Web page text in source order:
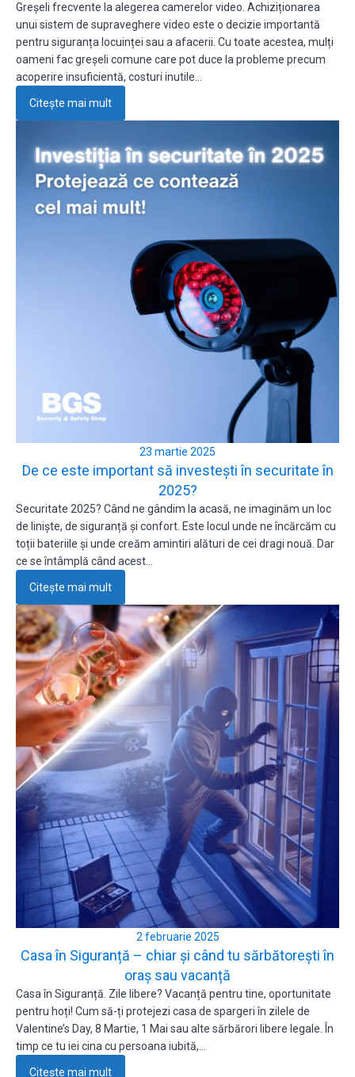
Greșeli frecvente la alegerea camerelor video. Achiziționarea
unui sistem de supraveghere video este o decizie importantă
pentru siguranța locuinței sau a afacerii. Cu toate acestea, mulți
oameni fac greșeli comune care pot duce la probleme precum
acoperire insuficientă, costuri inutile…
Citește mai mult
23 martie 2025
De ce este important să investești în securitate în
2025?
Securitate 2025? Când ne gândim la acasă, ne imaginăm un loc
de liniște, de siguranță și confort. Este locul unde ne încărcăm cu
toții bateriile și unde creăm amintiri alături de cei dragi nouă. Dar
ce se întâmplă când acest…
Citește mai mult
2 februarie 2025
Casa în Siguranță – chiar și când tu sărbătorești în
oraș sau vacanță
Casa în Siguranță. Zile libere? Vacanță pentru tine, oportunitate
pentru hoți! Cum să-ți protejezi casa de spargeri în zilele de
Valentine’s Day, 8 Martie, 1 Mai sau alte sărbărori libere legale. În
timp ce tu iei cina cu persoana iubită,…
Citește mai mult